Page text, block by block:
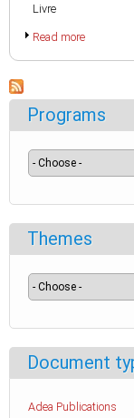
Livre
Read more
Programs
Themes
Document
Adea Publications